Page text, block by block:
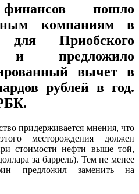
пошло
компаниям в
для Приобского
и предложило
вычет в
рублей в год.
придерживается мнения, что
месторождения должен
стоимости нефти выше той,
за баррель). Тем не менее
предложил заменить на